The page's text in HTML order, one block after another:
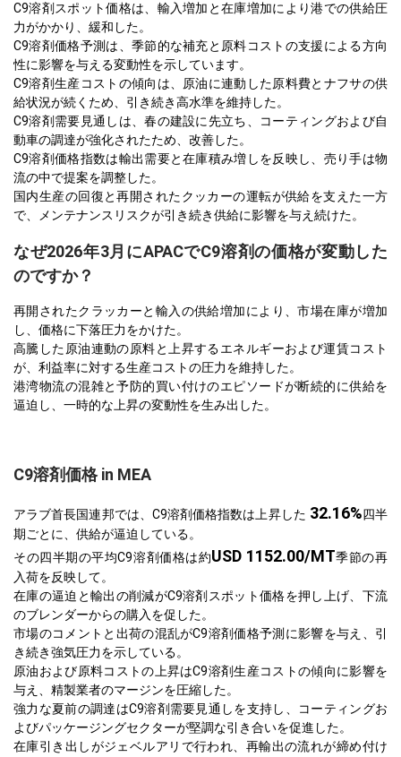
C9溶剤スポット価格は、輸入増加と在庫増加により港での供給圧
力がかかり、緩和した。
C9溶剤価格予測は、季節的な補充と原料コストの支援による方向
性に影響を与える変動性を示しています。
C9溶剤生産コストの傾向は、原油に連動した原料費とナフサの供
給状況が続くため、引き続き高水準を維持した。
C9溶剤需要見通しは、春の建設に先立ち、コーティングおよび自
動車の調達が強化されたため、改善した。
C9溶剤価格指数は輸出需要と在庫積み増しを反映し、売り手は物
流の中で提案を調整した。
国内生産の回復と再開されたクッカーの運転が供給を支えた一方
で、メンテナンスリスクが引き続き供給に影響を与え続けた。
なぜ2026年3月にAPACでC9溶剤の価格が変動した
のですか？
再開されたクラッカーと輸入の供給増加により、市場在庫が増加
し、価格に下落圧力をかけた。
高騰した原油連動の原料と上昇するエネルギーおよび運賃コスト
が、利益率に対する生産コストの圧力を維持した。
港湾物流の混雑と予防的買い付けのエピソードが断続的に供給を
逼迫し、一時的な上昇の変動性を生み出した。
C9溶剤価格 in MEA
アラブ首長国連邦では、C9溶剤価格指数は上昇した 32.16%四半
期ごとに、供給が逼迫している。
その四半期の平均C9溶剤価格は約USD 1152.00/MT季節の再
入荷を反映して。
在庫の逼迫と輸出の削減がC9溶剤スポット価格を押し上げ、下流
のブレンダーからの購入を促した。
市場のコメントと出荷の混乱がC9溶剤価格予測に影響を与え、引
き続き強気圧力を示している。
原油および原料コストの上昇はC9溶剤生産コストの傾向に影響を
与え、精製業者のマージンを圧縮した。
強力な夏前の調達はC9溶剤需要見通しを支持し、コーティングお
よびパッケージングセクターが堅調な引き合いを促進した。
在庫引き出しがジェベルアリで行われ、再輸出の流れが締め付け